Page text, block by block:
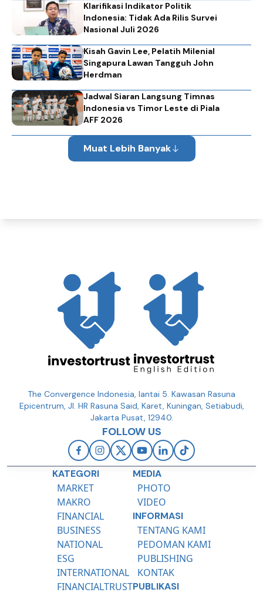
Klarifikasi Indikator Politik
Indonesia: Tidak Ada Rilis Survei
Nasional Juli 2026
Kisah Gavin Lee, Pelatih Milenial
Singapura Lawan Tangguh John
Herdman
Jadwal Siaran Langsung Timnas
Indonesia vs Timor Leste di Piala
AFF 2026
Muat Lebih Banyak
The Convergence Indonesia, lantai 5. Kawasan Rasuna
Epicentrum, Jl. HR Rasuna Said, Karet, Kuningan, Setiabudi,
Jakarta Pusat, 12940.
FOLLOW US
KATEGORI
MARKET
MAKRO
FINANCIAL
BUSINESS
NATIONAL
ESG
INTERNATIONAL
FINANCIALTRUST
MEDIA
PHOTO
VIDEO
INFORMASI
TENTANG KAMI
PEDOMAN KAMI
PUBLISHING
KONTAK
PUBLIKASI